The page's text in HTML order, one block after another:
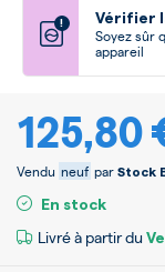
! Vérifier
Soyez sûr
appareil
125,80
Vendu neuf par Stock
En stock
Livré à partir du